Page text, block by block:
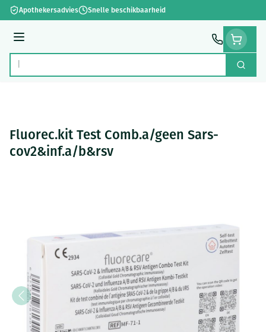
Ga naar de inhoud
Apothekersadvies Snelle beschikbaarheid
Menu
Product, merk, categorie... Zoek
Fluorec.kit Test Comb.a/geen Sars-
cov2&inf.a/b&rsv